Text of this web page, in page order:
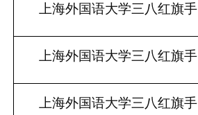
上海外国语大学三八红旗手
上海外国语大学三八红旗手
上海外国语大学三八红旗手